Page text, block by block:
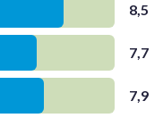
8,5
7,7
7,9